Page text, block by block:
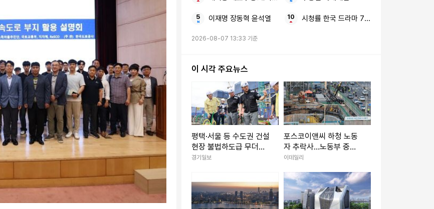
이재명 장동혁 윤석열 시청률 한국 드라마 700만 뷰 웹툰
2026-08-07 13:33 기준
이 시각 주요뉴스
평택·서울 등 수도권 건설
현장 불법하도급 무더기
적발
경기일보
포스코이앤씨 하청 노동
자 추락사…노동부 중처
법 조사
이데일리